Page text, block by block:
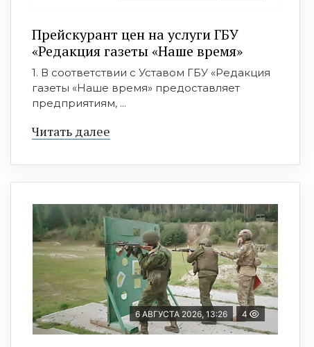
Прейскурант цен на услуги ГБУ
«Редакция газеты «Наше время»
1. В соответствии с Уставом ГБУ «Редакция
газеты «Наше время» предоставляет
предприятиям, ...
Читать далее
6 АВГУСТА 2026, 13:26 4